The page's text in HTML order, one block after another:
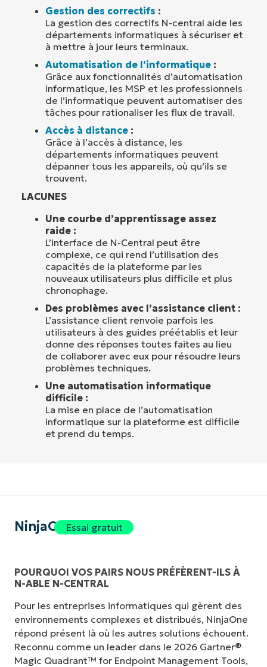
Gestion des correctifs :
La gestion des correctifs N-central aide les
départements informatiques à sécuriser et
à mettre à jour leurs terminaux.
Automatisation de l’informatique :
Grâce aux fonctionnalités d’automatisation
informatique, les MSP et les professionnels
de l’informatique peuvent automatiser des
tâches pour rationaliser les flux de travail.
Accès à distance :
Grâce à l’accès à distance, les
départements informatiques peuvent
dépanner tous les appareils, où qu’ils se
trouvent.
LACUNES
Une courbe d’apprentissage assez
raide :
L’interface de N-Central peut être
complexe, ce qui rend l’utilisation des
capacités de la plateforme par les
nouveaux utilisateurs plus difficile et plus
chronophage.
Des problèmes avec l’assistance client :
L’assistance client renvoie parfois les
utilisateurs à des guides préétablis et leur
donne des réponses toutes faites au lieu
de collaborer avec eux pour résoudre leurs
problèmes techniques.
Une automatisation informatique
difficile :
La mise en place de l’automatisation
informatique sur la plateforme est difficile
et prend du temps.
NinjaOneEssai gratuit
POURQUOI VOS PAIRS NOUS PRÉFÈRENT-ILS À
N-ABLE N-CENTRAL
Pour les entreprises informatiques qui gèrent des
environnements complexes et distribués, NinjaOne
répond présent là où les autres solutions échouent.
Reconnu comme un leader dans le 2026 Gartner®
Magic Quadrant™ for Endpoint Management Tools,